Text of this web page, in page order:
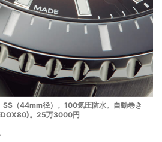
（44mm径）。100気圧防水。自動巻き
。25万3000円